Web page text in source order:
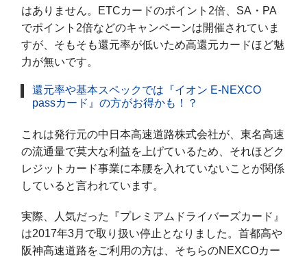
はありません。ETCカードのポイント2倍、SA・PA
でポイント2倍などのキャンペーンは開催されていま
すが、そもそも還元率が低いため高還元カードほど魅
力が無いです。
還元率や基本スペックでは『イオン E-NEXCO
passカード』の方がお得かも！？
これは発行元の中日本高速道路株式会社が、東名高速
の流通量で莫大な利益を上げているため、それほどク
レジットカード事業に本腰を入れていないことが関係
していると言われています。
実際、人気だった『プレミアムドライバーズカード』
は2017年3月で取り扱い停止となりました。首都高や
阪神高速道路をご利用の方は、そちらのNEXCOカー